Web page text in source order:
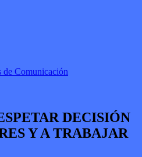
de Comunicación
DECISIÓN
Y A TRABAJAR